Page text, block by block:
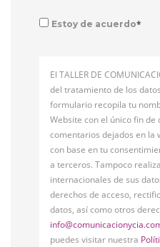
Estoy de acuerdo*
El TALLER DE
del tratamiento de los
formulario recopila tu
Website con el único fin
comentarios dejados en la
con base en tu
a terceros. Tampoco
internacionales de sus
derechos de acceso,
datos, así como otros
puedes visitar nuestra